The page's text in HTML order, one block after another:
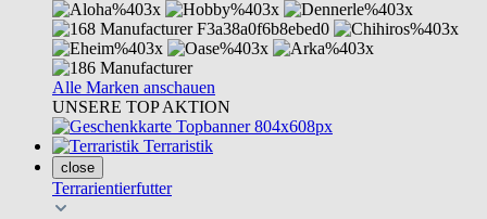
Alle Marken anschauen
UNSERE TOP AKTION
Terraristik
close
Terrarientierfutter